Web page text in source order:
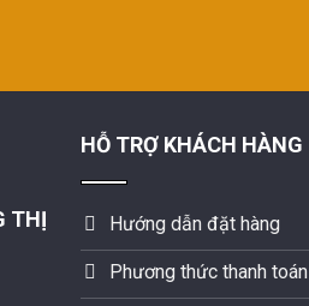
THỊ
HỖ TRỢ KHÁCH HÀNG
Hướng dẫn đặt hàng
Phương thức thanh toán